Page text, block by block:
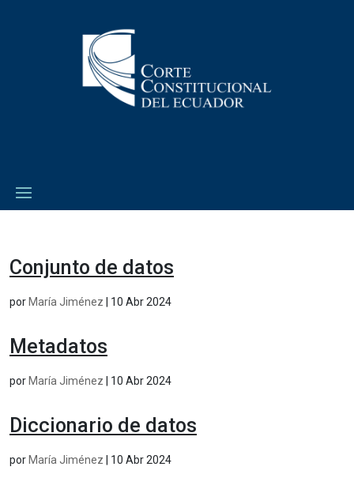
Conjunto de datos
por María Jiménez 10 Abr 2024
Metadatos
por María Jiménez 10 Abr 2024
Diccionario de datos
por María Jiménez 10 Abr 2024